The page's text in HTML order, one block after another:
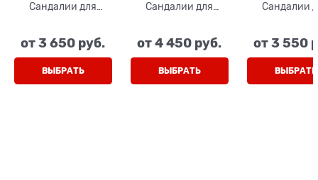
Сандалии для
липучках
от3 650 руб.
ВЫБРАТЬ
Сандалии для
на липучках
от4 450 руб.
ВЫБРАТЬ
Сандалии
бежевый,
липучках
от3 550
ВЫБРАТЬ